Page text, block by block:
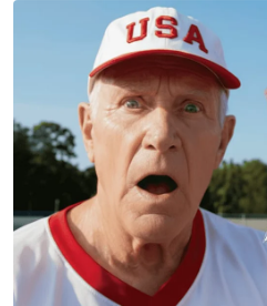
Tindakan
Agama Islam Negeri
telah digerakkan.
Muat turun aplikasi
Ajaran Sesat